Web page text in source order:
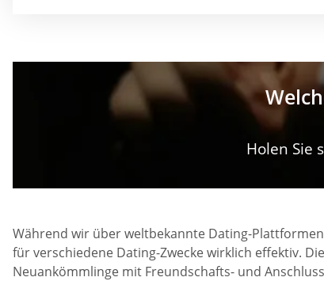
Holen Sie
Während wir über weltbekannte Dating-
für verschiedene Dating-Zwecke wirklich effektiv.
Neuankömmlinge mit Freundschafts- und